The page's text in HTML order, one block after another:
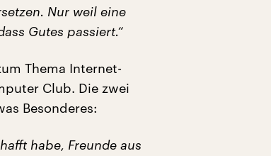
Nur weil eine
Gutes passiert.“
Thema Internet-
Club. Die zwei
Besonderes:
habe, Freunde aus